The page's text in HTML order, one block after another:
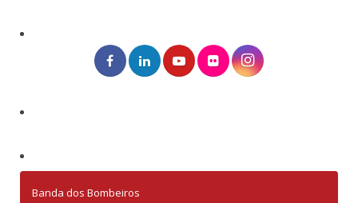
Banda dos Bombeiros